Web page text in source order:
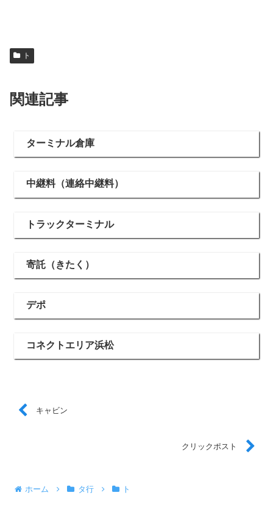
ト
関連記事
ターミナル倉庫
中継料（連絡中継料）
トラックターミナル
寄託（きたく）
デポ
コネクトエリア浜松
キャビン
クリックポスト
ホーム タ行 ト